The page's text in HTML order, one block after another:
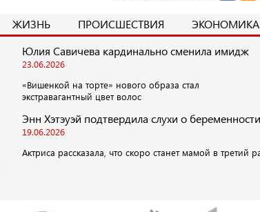
ЖИЗНЬ ПРОИСШЕСТВИЯ
ЭКОНОМИКА
Юлия Савичева кардинально сменила имидж
23.06.2026
«Вишенкой на торте» нового образа стал
экстравагантный цвет волос
Энн Хэтэуэй подтвердила слухи о беременности
19.06.2026
Актриса рассказала, что скоро станет мамой в третий